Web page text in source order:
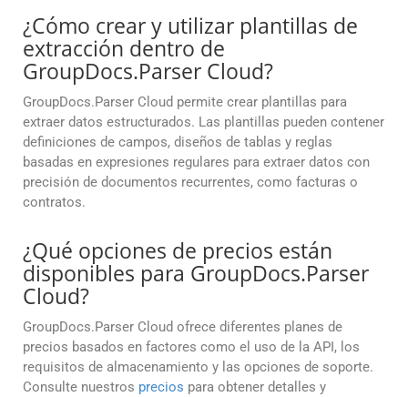
¿Cómo crear y utilizar plantillas de
extracción dentro de
GroupDocs.Parser Cloud?
GroupDocs.Parser Cloud permite crear plantillas para
extraer datos estructurados. Las plantillas pueden contener
definiciones de campos, diseños de tablas y reglas
basadas en expresiones regulares para extraer datos con
precisión de documentos recurrentes, como facturas o
contratos.
¿Qué opciones de precios están
disponibles para GroupDocs.Parser
Cloud?
GroupDocs.Parser Cloud ofrece diferentes planes de
precios basados en factores como el uso de la API, los
requisitos de almacenamiento y las opciones de soporte.
Consulte nuestros precios para obtener detalles y